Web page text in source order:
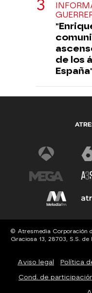
de los
© Atresmedia Corporación
Graciosa 13, 28703, S.S.
Aviso legal Política
Cond. de